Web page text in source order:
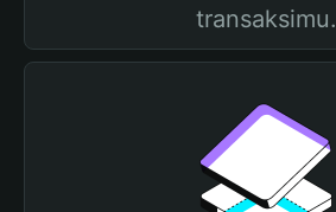
transaksimu.